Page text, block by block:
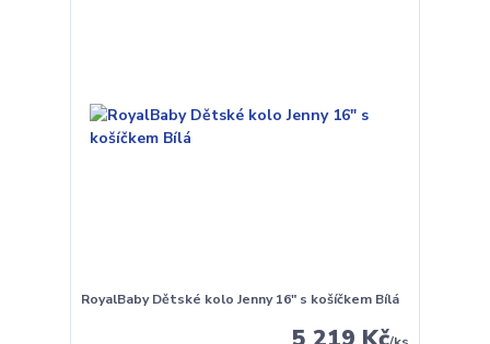
RoyalBaby Dětské kolo Jenny 16" s košíčkem Bílá